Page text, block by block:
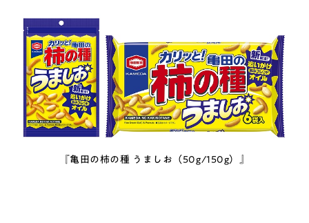
『亀田の柿の種 うましお（50g/150g）』